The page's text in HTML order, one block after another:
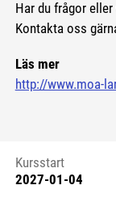
Har du frågor
Kontakta oss
Läs mer
http://www.moa-
Kursstart
Kursstart
2027-01-04